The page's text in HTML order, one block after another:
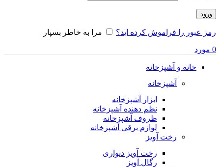
ورود
رمز عبور را فراموش کرده اید؟ مرا به خاطر بسپار
0 مورد
خانه و آشپزخانه
آشپزخانه
ابزار آشپزخانه
نظم دهنده آشپزخانه
ظروف آشپزخانه
لوازم برقی آشپزخانه
رخت آویز
رخت آویز دیواری
رگال آویز